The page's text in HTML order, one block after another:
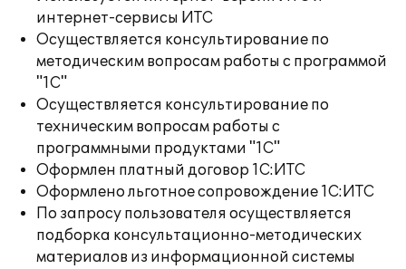
интернет-сервисы ИТС
Осуществляется консультирование по
методическим вопросам работы с программой
"1С"
Осуществляется консультирование по
техническим вопросам работы с
программными продуктами "1С"
Оформлен платный договор 1С:ИТС
Оформлено льготное сопровождение 1С:ИТС
По запросу пользователя осуществляется
подборка консультационно-методических
материалов из информационной системы